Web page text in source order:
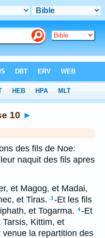
10 ►
des fils de Noe:
naquit des fils apres
et Magog, et Madai,
et Tiras. 3-Et les fils
et Togarma. 4-Et
Tarsis, Kittim, et
la repartition des